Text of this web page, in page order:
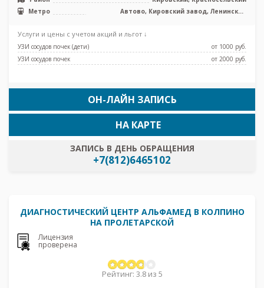
Метро
Автово, Кировский завод, Ленинский
Услуги и цены с учетом акций и льгот ↓
УЗИ сосудов почек (дети)
от 1000 pуб.
УЗИ сосудов почек
от 2000 pуб.
ОН-ЛАЙН ЗАПИСЬ
ЗАПИСЬ В ДЕНЬ ОБРАЩЕНИЯ
+7(812)6465102
НА КАРТЕ
ДИАГНОСТИЧЕСКИЙ ЦЕНТР АЛЬФАМЕД В КОЛПИНО
НА ПРОЛЕТАРСКОЙ
Лицензия
проверена
Рейтинг: 3.8 из 5